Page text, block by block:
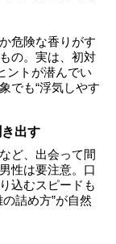
危険な香りがす
の。実は、初対
ントが潜んでい
でも“浮気しやす
出す
ど、出会って間
性は要注意。口
込むスピードも
詰め方”が自然